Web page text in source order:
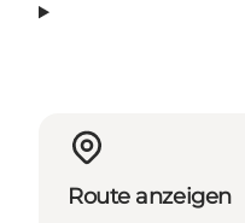
Route anzeigen